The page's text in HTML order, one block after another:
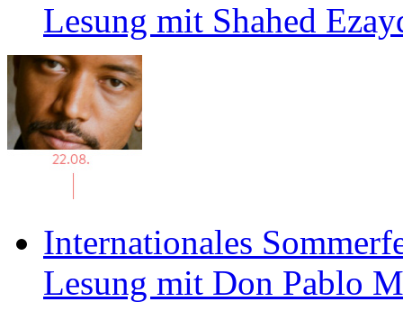
Lesung mit Shahed
Internationales
Lesung mit Don Pablo